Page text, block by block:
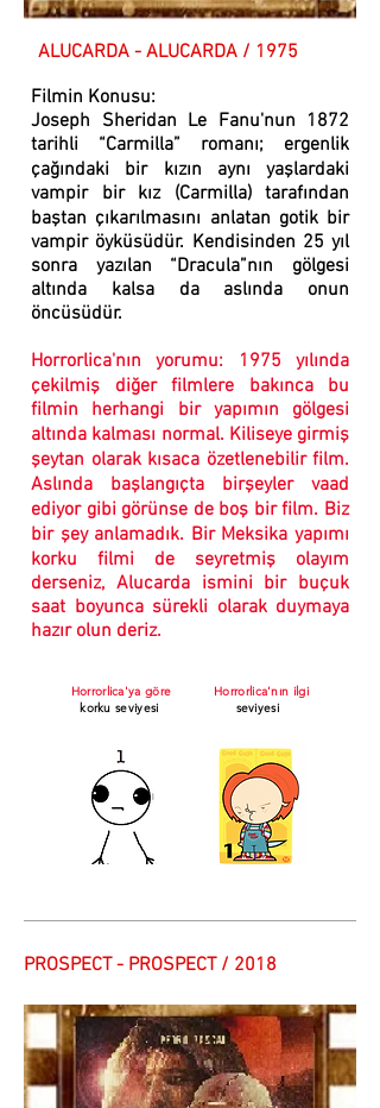
ALUCARDA - ALUCARDA / 1975
Filmin Konusu:
Joseph Sheridan Le Fanu'nun 1872
tarihli “Carmilla” romanı; ergenlik
çağındaki bir kızın aynı yaşlardaki
vampir bir kız (Carmilla) tarafından
baştan çıkarılmasını anlatan gotik bir
vampir öyküsüdür. Kendisinden 25 yıl
sonra yazılan “Dracula”nın gölgesi
altında kalsa da aslında onun
öncüsüdür.
Horrorlica'nın yorumu: 1975 yılında
çekilmiş diğer filmlere bakınca bu
filmin herhangi bir yapımın gölgesi
altında kalması normal. Kiliseye girmiş
şeytan olarak kısaca özetlenebilir film.
Aslında başlangıçta birşeyler vaad
ediyor gibi görünse de boş bir film. Biz
bir şey anlamadık. Bir Meksika yapımı
korku filmi de seyretmiş olayım
derseniz, Alucarda ismini bir buçuk
saat boyunca sürekli olarak duymaya
hazır olun deriz.
Horrorlica'ya göre
korku seviyesi
Horrorlica'nın ilgi
seviyesi
PROSPECT - PROSPECT / 2018